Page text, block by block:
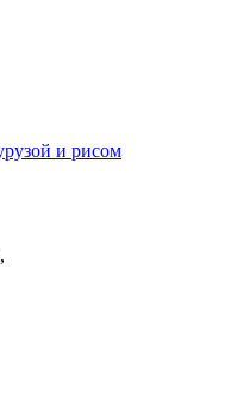
и рисом